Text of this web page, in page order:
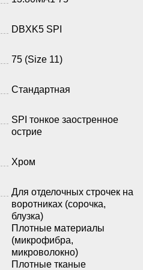
DBXK5 SPI
75 (Size 11)
Стандартная
SPI тонкое заостренное
острие
Хром
Для отделочных строчек на
воротниках (сорочка,
блузка)
Плотные материалы
(микрофибра,
микроволокно)
Плотные тканые